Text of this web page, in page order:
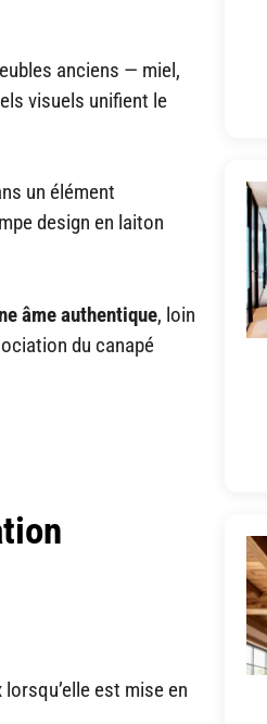
anciens — miel,
visuels unifient le
un élément
design en laiton
âme authentique, loin
du canapé
est mise en